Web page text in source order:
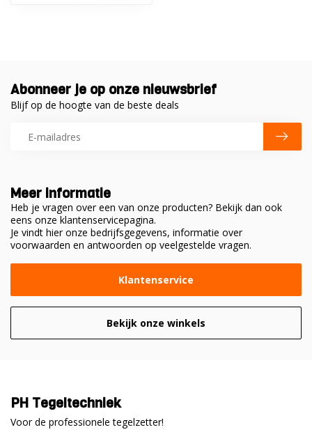
Meer informatie
Heb je vragen over een van onze producten? Bekijk dan ook
eens onze klantenservicepagina.
Je vindt hier onze bedrijfsgegevens, informatie over
voorwaarden en antwoorden op veelgestelde vragen.
Klantenservice
Bekijk onze winkels
Abonneer je op onze nieuwsbrief
Blijf op de hoogte van de beste deals
PH Tegeltechniek
Voor de professionele tegelzetter!